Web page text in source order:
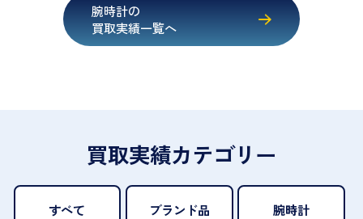
腕時計の
買取実績一覧へ
買取実績カテゴリー
すべて ブランド品 腕時計